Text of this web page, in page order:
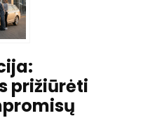
prižiūrėti